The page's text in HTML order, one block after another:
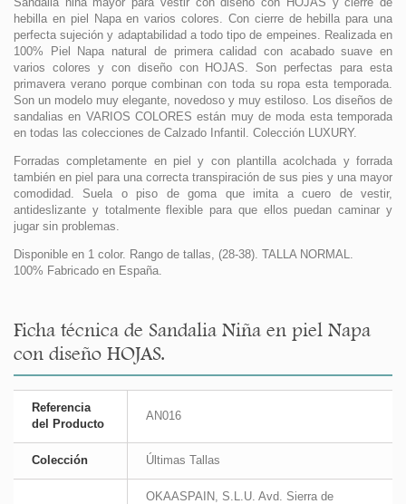
hebilla en piel Napa en varios colores. Con cierre de hebilla para una
perfecta sujeción y adaptabilidad a todo tipo de empeines. Realizada en
100% Piel Napa natural de primera calidad con acabado suave en
varios colores y con diseño con HOJAS. Son perfectas para esta
primavera verano porque combinan con toda su ropa esta temporada.
Son un modelo muy elegante, novedoso y muy estiloso. Los diseños de
sandalias en VARIOS COLORES están muy de moda esta temporada
en todas las colecciones de Calzado Infantil. Colección LUXURY.
Forradas completamente en piel y con plantilla acolchada y forrada
también en piel para una correcta transpiración de sus pies y una mayor
comodidad. Suela o piso de goma que imita a cuero de vestir,
antideslizante y totalmente flexible para que ellos puedan caminar y
jugar sin problemas.
Disponible en 1 color. Rango de tallas, (28-38). TALLA NORMAL.
100% Fabricado en España.
Ficha técnica de Sandalia Niña en piel Napa
con diseño HOJAS.
Referencia
del Producto
AN016
Colección Últimas Tallas
OKAASPAIN, S.L.U. Avd. Sierra de